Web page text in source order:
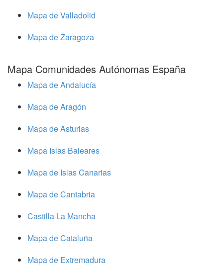
Mapa de Valladolid
Mapa de Zaragoza
Mapa Comunidades Autónomas España
Mapa de Andalucía
Mapa de Aragón
Mapa de Asturias
Mapa Islas Baleares
Mapa de Islas Canarias
Mapa de Cantabria
Castilla La Mancha
Mapa de Cataluña
Mapa de Extremadura